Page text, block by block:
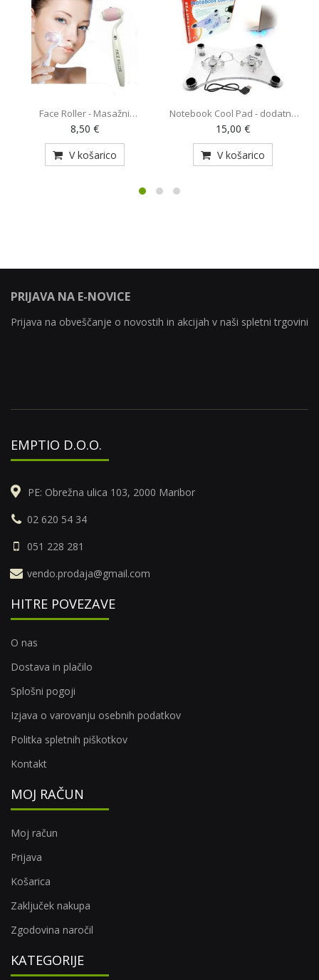
Face Roller - Masažni
pripomoček (AE-820)
8,50 €
V košarico
Notebook Cool Pad - dodatno
hlajenje za prenosnik z 2
ventilatorjema (MY-128)
15,00 €
V košarico
PRIJAVA NA E-NOVICE
Prijava na obveščanje o novostih in akcijah v naši spletni trgovini
EMPTIO D.O.O.
PE: Obrežna ulica 103, 2000 Maribor
02 620 54 34
051 228 281
vendo.prodaja@gmail.com
HITRE POVEZAVE
O nas
Dostava in plačilo
Splošni pogoji
Izjava o varovanju osebnih podatkov
Politka spletnih piškotkov
Kontakt
MOJ RAČUN
Moj račun
Prijava
Košarica
Zaključek nakupa
Zgodovina naročil
KATEGORIJE